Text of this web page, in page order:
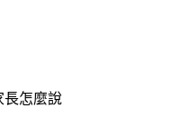
長怎麼說